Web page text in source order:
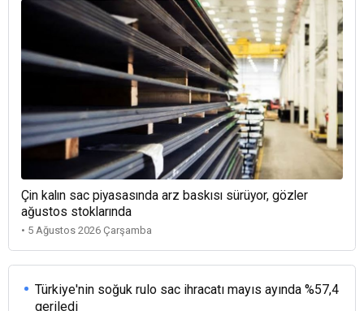
Çin kalın sac piyasasında arz baskısı sürüyor, gözler
ağustos stoklarında
• 5 Ağustos 2026 Çarşamba
Türkiye'nin soğuk rulo sac ihracatı mayıs ayında %57,4
geriledi